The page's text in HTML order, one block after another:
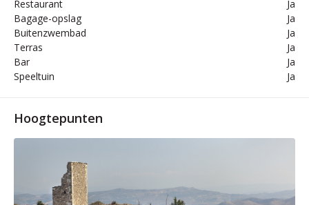
Restaurant
Ja
Bagage-opslag
Ja
Buitenzwembad
Ja
Terras
Ja
Bar
Ja
Speeltuin
Ja
Hoogtepunten